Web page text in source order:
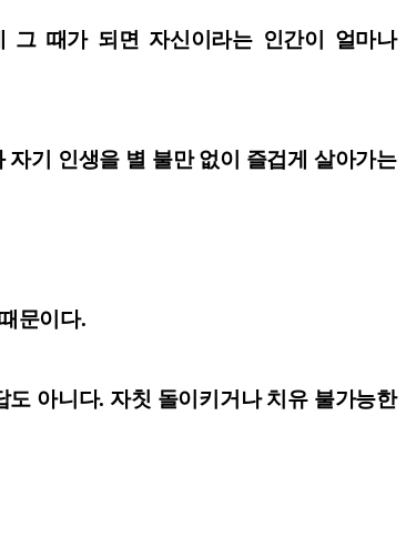
그 때가 되면 자신이라는 인간이 얼마나
기 인생을 별 불만 없이 즐겁게 살아가는
문이다.
아니다. 자칫 돌이키거나 치유 불가능한